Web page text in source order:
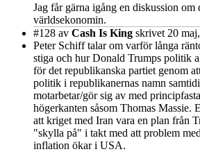
Jag får gärna igång en diskussion om
världsekonomin.
#128 av Cash Is King skrivet 20
Peter Schiff talar om varför långa
stiga och hur Donald Trumps politik
för det republikanska partiet genom
politik i republikanernas namn
motarbetar/gör sig av med
högerkanten såsom Thomas Massie.
att kriget med Iran vara en plan från
"skylla på" i takt med att problem
inflation ökar i USA.